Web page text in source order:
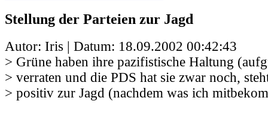
Stellung der Parteien zur Jagd
Autor: Iris | Datum: 18.09.2002 00:42:43
> Grüne haben ihre pazifistische Haltung
> verraten und die PDS hat sie zwar noch,
> positiv zur Jagd (nachdem was ich